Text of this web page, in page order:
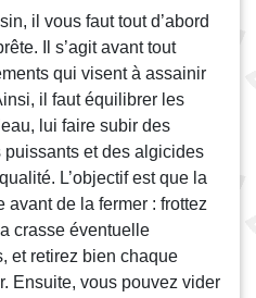
il vous faut tout d’abord
Il s’agit avant tout
qui visent à assainir
il faut équilibrer les
lui faire subir des
et des algicides
L’objectif est que la
de la fermer : frottez
crasse éventuelle
et retirez bien chaque
Ensuite, vous pouvez vider